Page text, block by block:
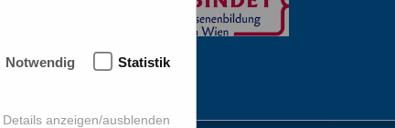
Notwendig Statistik
Details anzeigen/ausblenden